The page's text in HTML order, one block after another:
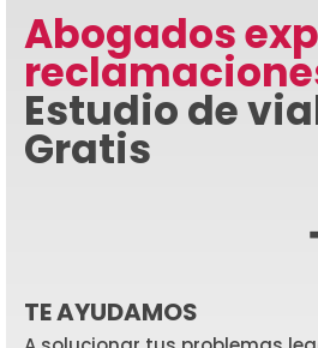
Abogados
Estudio de
Gratis
TE AYUDAMOS